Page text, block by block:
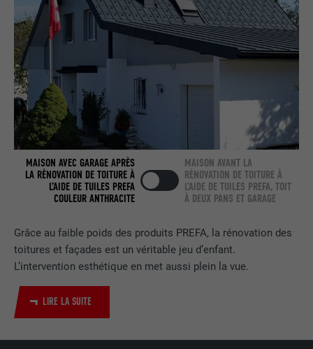
Grâce au faible poids des produits PREFA, la rénovation des
toitures et façades est un véritable jeu d’enfant.
L’intervention esthétique en met aussi plein la vue.
LIRE LA SUITE
MAISON AVEC GARAGE APRÈS
LA RÉNOVATION DE TOITURE À
L’AIDE DE TUILES PREFA
COULEUR ANTHRACITE
MAISON AVANT LA
RÉNOVATION DE TOITURE À
L’AIDE DE TUILES PREFA, TOIT
À DEUX PANS ET GARAGE
NOM bcookie
FOURNISSEUR LinkedIn
EXPIRATION
UTILITÉ
Utilisé par le service de réseau social
LinkedIn pour suivre l'utilisation de
services intégrés.
NOM bscookie
EXPIRATION 2 ans